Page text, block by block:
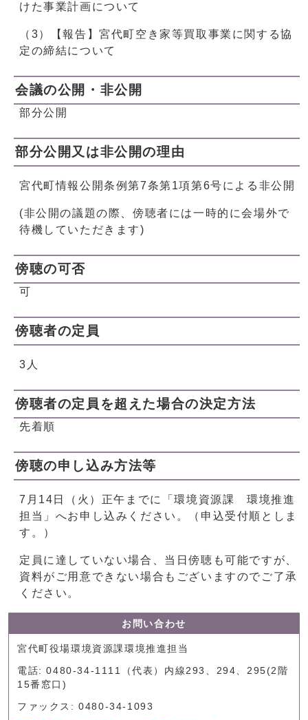
けた事業計画について
（3）【報告】宮代町空き家等買取事業に関する協
定の締結について
会議の公開・非公開
部分公開
部分公開又は非公開の理由
宮代町情報公開条例第7条第1項第6号による非公開
(非公開の議題の際、傍聴者には一時的に会場外で
待機していただきます)
傍聴の可否
可
傍聴者の定員
3人
傍聴者の定員を超えた場合の決定方法
先着順
傍聴の申し込み方法等
7月14日（火）正午までに「環境資源課 環境推進
担当」へお申し込みください。（申込受付順としま
す。）
定員に達していない場合、当日傍聴も可能ですが、
資料がご用意できない場合もございますのでご了承
ください。
お問い合わせ
宮代町役場環境資源課環境推進担当
電話: 0480-34-1111（代表）内線293、294、295(2階
15番窓口)
ファックス: 0480-34-1093